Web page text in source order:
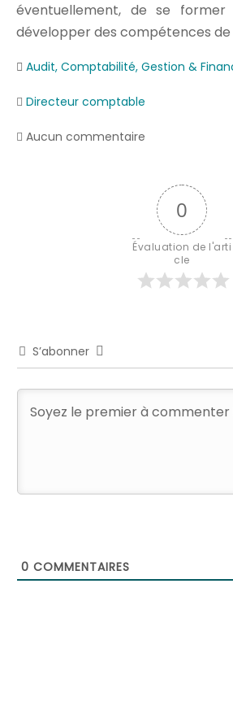
éventuellement, de se
développer des compétences de
Audit, Comptabilité, Gestion &
Directeur comptable
Aucun commentaire
0
Évaluation de l'arti
cle
S’abonner
0 COMMENTAIRES